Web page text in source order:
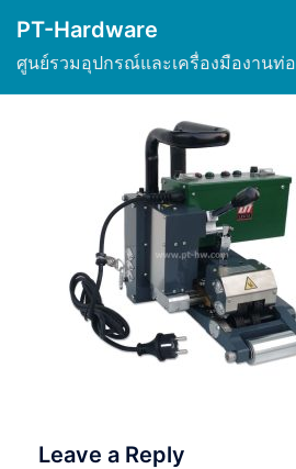
content
PT-Hardware
ศูนย์รวมอุปกรณ์และเครื่องมืองานท่อ
Leave a Reply